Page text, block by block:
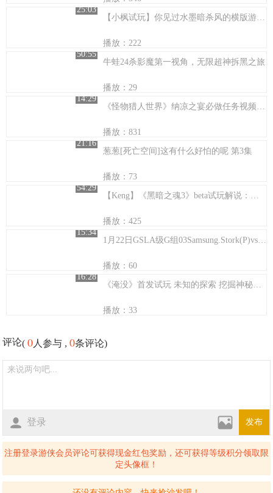
25:03
【小枫试玩】你见过水墨暗杀风的横版游戏嘛？忍者印记实况。
播放：222
50:55
牛蛙24杀影魔第一视角，无限超神拆黑之旅
播放：29
14:29
《怪物猎人世界》纳凉之宴必做任务视频介绍
播放：831
21:16
葱葱[死亡空间]这有什么好怕的呢 第3集
播放：73
54:29
【Keng】《黑暗之魂3》beta试玩解说：冰风谷的舞姬
播放：425
15:34
1月22日GSLA级G组03Samsung.Stork(P)vsKT.Zest(P)
播放：60
16:28
《淹没》首发试玩 未知的探索 挖掘神秘的城市
播放：33
评论(0 人参与 ,0条评论)
登录 发布
注册登录游侠会员评论可获得现金红包奖励，还可获得等级积分领取限
定头像框！